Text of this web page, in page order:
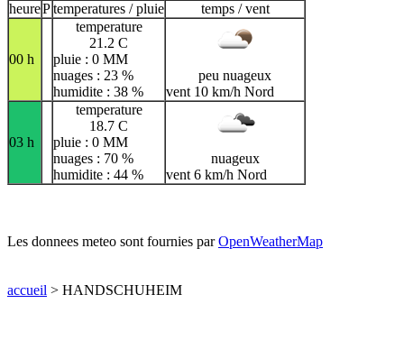
heurePtemperatures / pluie temps / vent
00 h
temperature
21.2 C
pluie : 0 MM
nuages : 23 %
humidite : 38 %
peu nuageux
vent 10 km/h Nord
03 h
temperature
18.7 C
pluie : 0 MM
nuages : 70 %
humidite : 44 %
nuageux
vent 6 km/h Nord
Les donnees meteo sont fournies parOpenWeatherMap
accueil > HANDSCHUHEIM